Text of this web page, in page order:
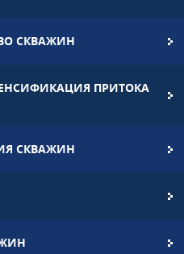
СКВАЖИН
ПРИТОКА
СКВАЖИН